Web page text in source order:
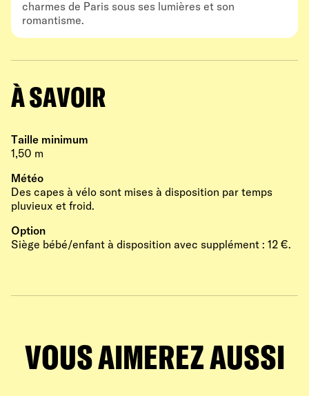
charmes de Paris sous ses lumières et son
romantisme.
À SAVOIR
Taille minimum
1,50 m
Météo
Des capes à vélo sont mises à disposition par temps
pluvieux et froid.
Option
Siège bébé/enfant à disposition avec supplément : 12 €.
VOUS AIMEREZ AUSSI